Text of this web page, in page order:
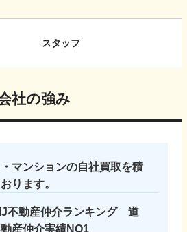
スタッフ
社の強み
マンションの自社買取を積
ります。
不動産仲介ランキング 道
産仲介実績NO1